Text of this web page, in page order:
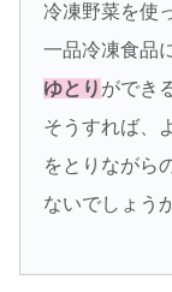
冷凍野菜を使
一品冷凍食品
ゆとり ができ
そうすれば、
をとりながら
ないでしょう